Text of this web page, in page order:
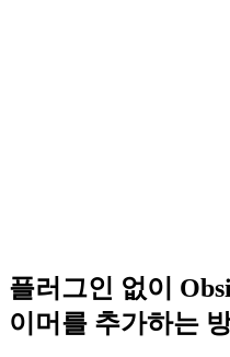
플러그인 없이
이머를 추가하는